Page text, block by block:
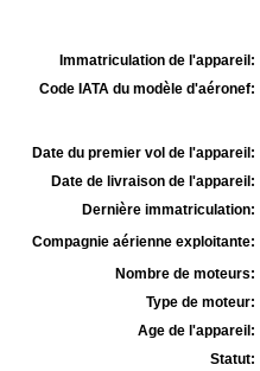
Immatriculation de l'appareil:
Code IATA du modèle d'aéronef:
Date du premier vol de l'appareil:
Date de livraison de l'appareil:
Dernière immatriculation:
Compagnie aérienne exploitante:
Nombre de moteurs:
Type de moteur:
Age de l'appareil:
Statut: